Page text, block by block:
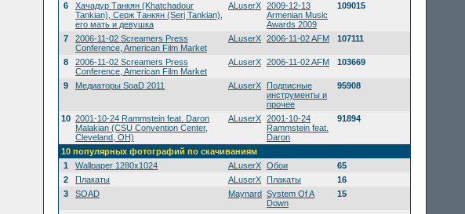
6
Хачадур Танкян (Khatchadour
Tankian), Серж Танкян (Serj Tankian),
его мать и девушка
ALuserX 2009-12-13
Armenian Music
Awards 2009
109015
7
2006-11-02 Screamers Press
Conference, American Film Market
ALuserX 2006-11-02 AFM 107111
8
2006-11-02 Screamers Press
Conference, American Film Market
ALuserX 2006-11-02 AFM 103669
9 Медиаторы SoaD 2011 ALuserX Подписные
инструменты и
прочее
95908
10 2001-10-24 Rammstein feat. Daron
Malakian (CSU Convention Center,
Cleveland, OH)
ALuserX 2001-10-24
Rammstein feat.
Daron
91894
10 популярных фотографий по скачиваниям
1
Wallpaper 1280x1024 ALuserX Обои
65
2
Плакаты ALuserX Плакаты
16
3
SOAD Maynard System Of A
Down
15